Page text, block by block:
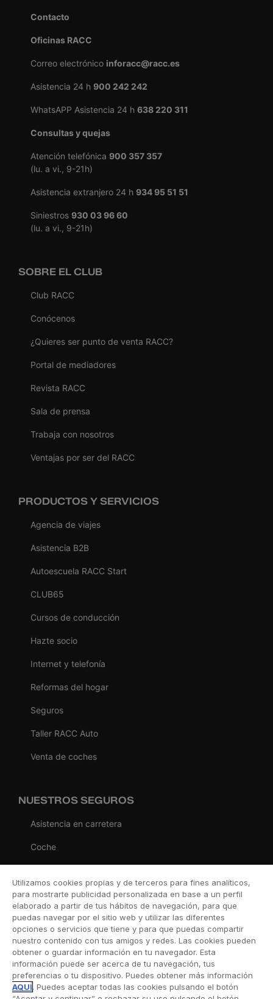
Contacto
Oficinas RACC
Correo electrónico inforacc@racc.es
Asistencia 24 h 900 242 242
WhatsAPP Asistencia 24 h 638 220 311
Consultas y quejas
Atención telefónica 900 357 357
(lu. a vi., 9-21h)
Asistencia extranjero 24 h 934 95 51 51
Siniestros 930 03 96 60
(lu. a vi., 9-21h)
SOBRE EL CLUB
Club RACC
Conócenos
¿Quieres ser punto de venta RACC?
Portal de mediadores
Revista RACC
Sala de prensa
Trabaja con nosotros
Ventajas por ser del RACC
PRODUCTOS Y SERVICIOS
Agencia de viajes
Asistencia B2B
Autoescuela RACC Start
CLUB65
Cursos de conducción
Hazte socio
Internet y telefonía
Reformas del hogar
Seguros
Taller RACC Auto
Venta de coches
NUESTROS SEGUROS
Asistencia en carretera
Coche
Viaje
Hogar
Vida
Decesos
Dental
Utilizamos cookies propias y de terceros para fines analíticos,
para mostrarte publicidad personalizada en base a un perfil
elaborado a partir de tus hábitos de navegación, para que
puedas navegar por el sitio web y utilizar las diferentes
opciones o servicios que tiene y para que puedas compartir
nuestro contenido con tus amigos y redes. Las cookies pueden
obtener o guardar información en tu navegador. Esta
información puede ser acerca de tu navegación, tus
preferencias o tu dispositivo. Puedes obtener más información
AQUÍ. Puedes aceptar todas las cookies pulsando el botón